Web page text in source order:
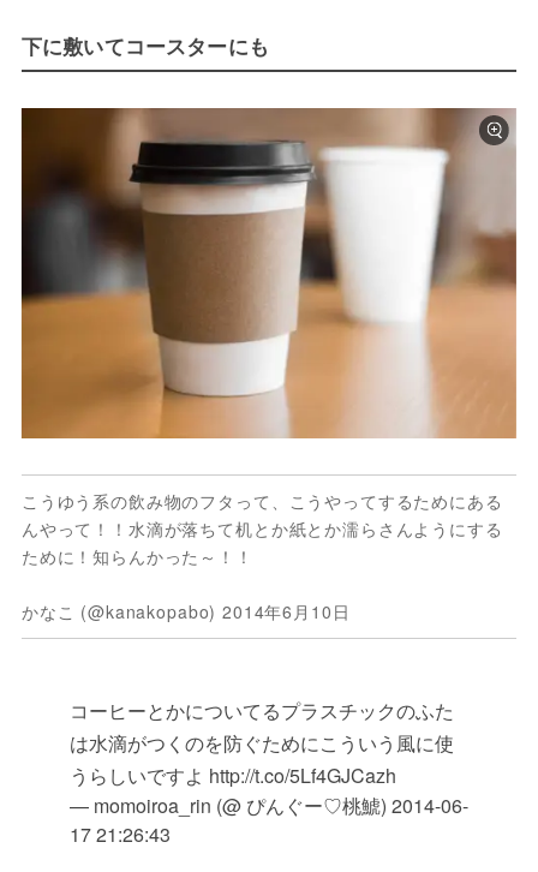
下に敷いてコースターにも
こうゆう系の飲み物のフタって、こうやってするためにある
んやって！！水滴が落ちて机とか紙とか濡らさんようにする
ために！知らんかった～！！
かなこ (@kanakopabo) 2014年6月10日
コーヒーとかについてるプラスチックのふた
は水滴がつくのを防ぐためにこういう風に使
うらしいですよ http://t.co/5Lf4GJCazh
— momoiroa_rin (@ ぴんぐー♡桃鯱) 2014-06-
17 21:26:43